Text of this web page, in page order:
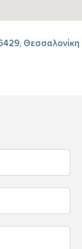
Θεσσαλονίκη